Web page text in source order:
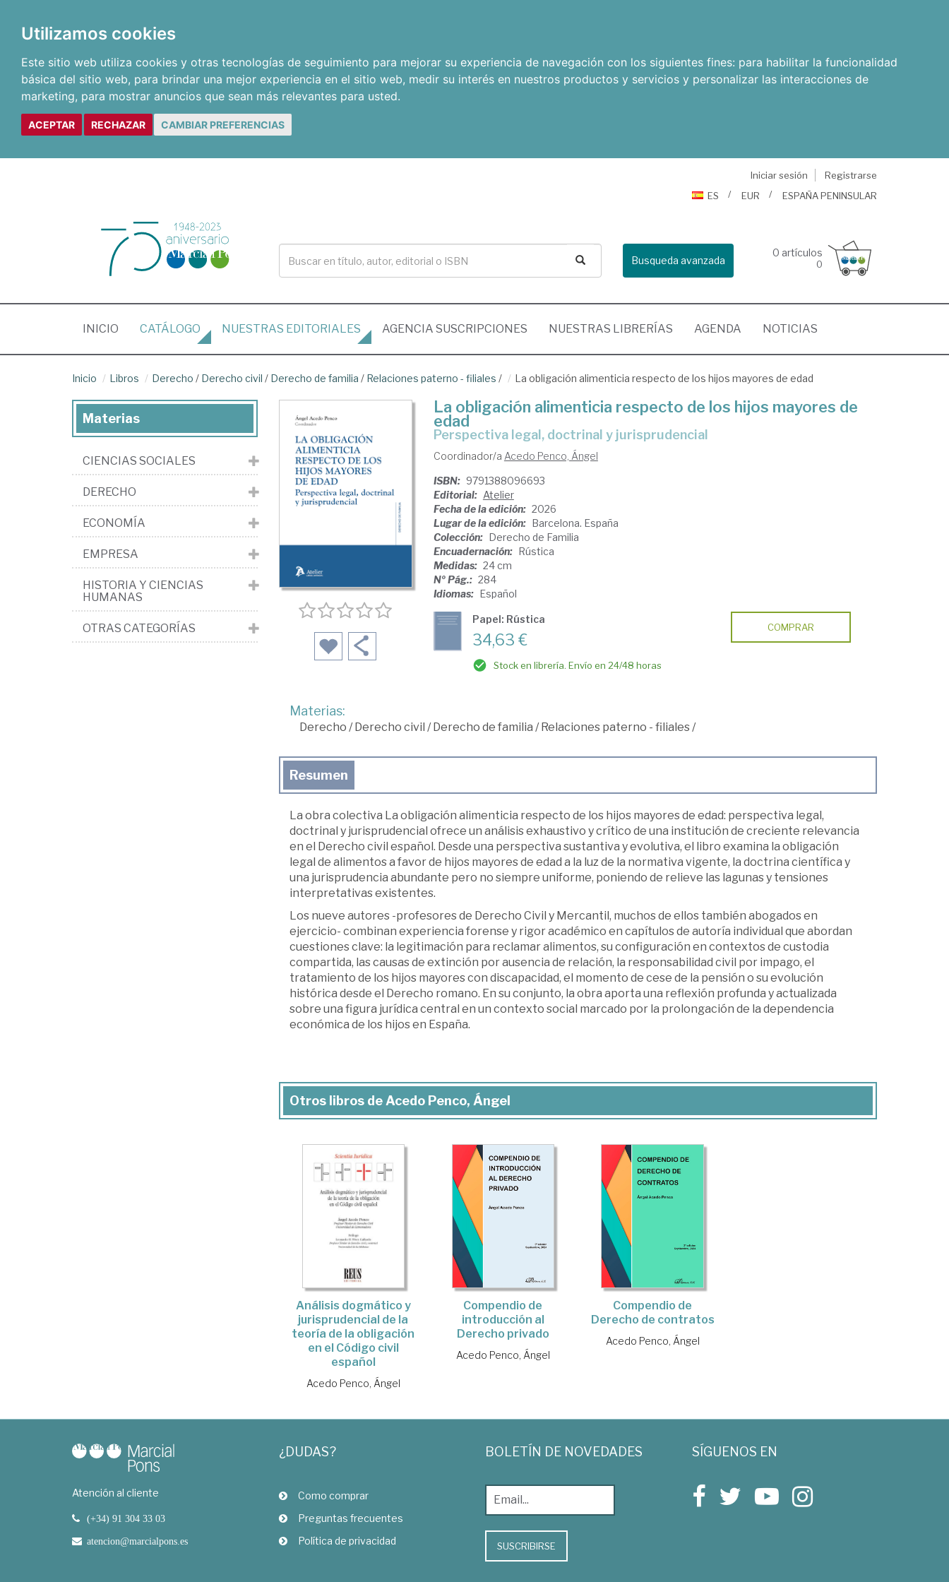
Utilizamos cookies
Este sitio web utiliza cookies y otras tecnologías de seguimiento para mejorar su experiencia de navegación con los siguientes fines: para habilitar la funcionalidad
básica del sitio web, para brindar una mejor experiencia en el sitio web, medir su interés en nuestros productos y servicios y personalizar las interacciones de
marketing, para mostrar anuncios que sean más relevantes para usted.
ACEPTAR RECHAZAR CAMBIAR PREFERENCIAS
Iniciar sesión
Registrarse
ES
EUR ESPAÑA PENINSULAR
Busqueda avanzada
0 artículos
0
INICIO (CURRENT)
CATÁLOGO NUESTRAS EDITORIALES AGENCIA SUSCRIPCIONES NUESTRAS LIBRERÍAS AGENDA NOTICIAS
Inicio Libros Derecho / Derecho civil / Derecho de familia / Relaciones paterno - filiales / La obligación alimenticia respecto de los hijos mayores de edad
La obligación alimenticia respecto de los hijos mayores de
edad
Perspectiva legal, doctrinal y jurisprudencial
Coordinador/a Acedo Penco, Ángel
ISBN: 9791388096693
Editorial: Atelier
Fecha de la edición: 2026
Lugar de la edición: Barcelona. España
Colección: Derecho de Familia
Encuadernación: Rústica
Medidas: 24 cm
Nº Pág.: 284
Idiomas: Español
Papel: Rústica
34,63 €
Stock en librería. Envío en 24/48 horas
COMPRAR
Materias:
Derecho /Derecho civil /Derecho de familia /Relaciones paterno - filiales/
Resumen
La obra colectiva La obligación alimenticia respecto de los hijos mayores de edad: perspectiva legal,
doctrinal y jurisprudencial ofrece un análisis exhaustivo y crítico de una institución de creciente relevancia
en el Derecho civil español. Desde una perspectiva sustantiva y evolutiva, el libro examina la obligación
legal de alimentos a favor de hijos mayores de edad a la luz de la normativa vigente, la doctrina científica y
una jurisprudencia abundante pero no siempre uniforme, poniendo de relieve las lagunas y tensiones
interpretativas existentes.
Los nueve autores -profesores de Derecho Civil y Mercantil, muchos de ellos también abogados en
ejercicio- combinan experiencia forense y rigor académico en capítulos de autoría individual que abordan
cuestiones clave: la legitimación para reclamar alimentos, su configuración en contextos de custodia
compartida, las causas de extinción por ausencia de relación, la responsabilidad civil por impago, el
tratamiento de los hijos mayores con discapacidad, el momento de cese de la pensión o su evolución
histórica desde el Derecho romano. En su conjunto, la obra aporta una reflexión profunda y actualizada
sobre una figura jurídica central en un contexto social marcado por la prolongación de la dependencia
económica de los hijos en España.
Otros libros de Acedo Penco, Ángel
Análisis dogmático y
jurisprudencial de la
teoría de la obligación
en el Código civil
español
Acedo Penco, Ángel
Compendio de
introducción al
Derecho privado
Acedo Penco, Ángel
Compendio de
Derecho de contratos
Acedo Penco, Ángel
Materias
CIENCIAS SOCIALES
DERECHO
ECONOMÍA
EMPRESA
HISTORIA Y CIENCIAS
HUMANAS
OTRAS CATEGORÍAS
Atención al cliente
(+34) 91 304 33 03
atencion@marcialpons.es
¿DUDAS?
Como comprar
Preguntas frecuentes
Política de privacidad
BOLETÍN DE NOVEDADES
SUSCRIBIRSE
SÍGUENOS EN